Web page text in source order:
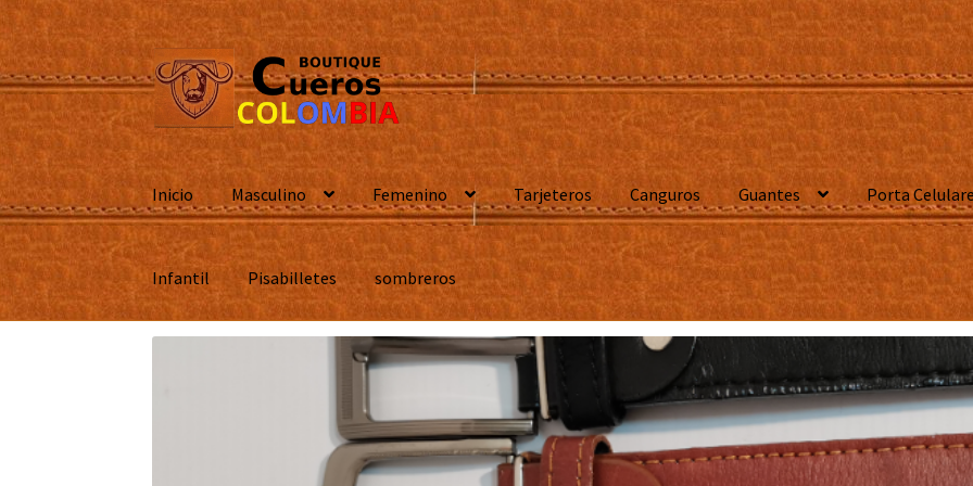
Ir
a
la
navegación
Ir
al
contenido
Inicio Masculino Femenino Tarjeteros Canguros Guantes Porta
Infantil Pisabilletes sombreros